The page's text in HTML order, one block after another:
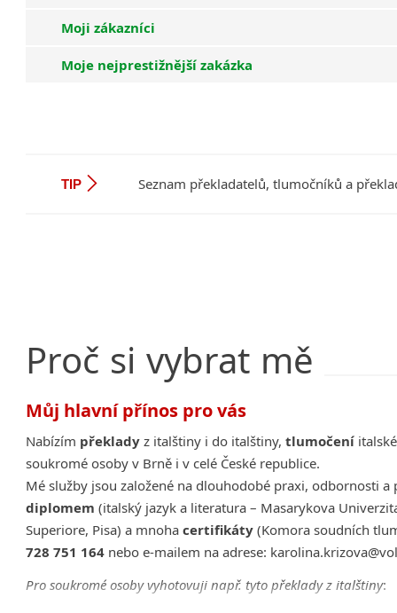
Moji zákazníci
Moje nejprestižnější zakázka
TIP Seznam překladatelů, tlumočníků a
Proč si vybrat mě
Můj hlavní přínos pro vás
Nabízím překlady z italštiny i do italštiny,tlumočení
soukromé osoby v Brně i v celé České republice.
Mé služby jsou založené na dlouhodobé praxi, odbornosti
diplomem (italský jazyk a literatura – Masarykova
Superiore, Pisa) a mnohacertifikáty (Komora soudních
728 751 164 nebo e-mailem na adrese: karolina.krizova@
Pro soukromé osoby vyhotovuji např. tyto překlady z italštiny: